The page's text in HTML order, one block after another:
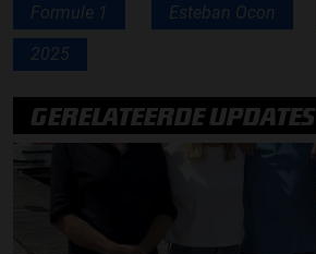
Formule 1 Esteban Ocon
2025
GERELATEERDE UPDATES